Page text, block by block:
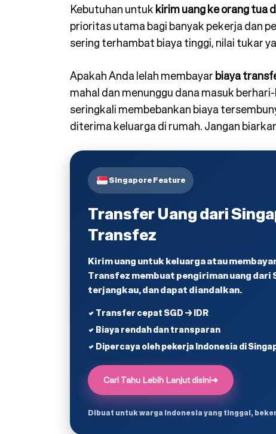
Kebutuhan untukkirim uang ke orang tua
prioritas utama bagi banyak pekerja dan
sering terhambat biaya tinggi, nilai tukar
Apakah Anda lelah membayarbiaya
mahal dan menunggu dana masuk
seringkali membebankan biaya
diterima keluarga di rumah. Jangan
Singapore Feature
Transfer Uang dari
Transfez
Kirim uang untuk keluarga atau
Transfez membuat pengiriman uang dari
terjangkau, dan dapat diandalkan.
✔ Transfer cepat SGD → IDR
✔ Biaya rendah dan transparan
✔ Dipercaya oleh pekerja Indonesia di
Cari Tahu Lebih Lanjut disini➜
Dibuat untuk warga Indonesia yang tinggal,